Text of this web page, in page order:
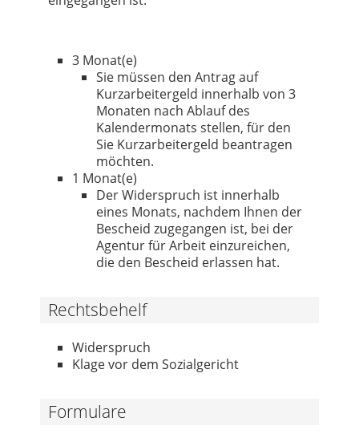
3 Monat(e)
Sie müssen den Antrag auf
Kurzarbeitergeld innerhalb von 3
Monaten nach Ablauf des
Kalendermonats stellen, für den
Sie Kurzarbeitergeld beantragen
möchten.
1 Monat(e)
Der Widerspruch ist innerhalb
eines Monats, nachdem Ihnen der
Bescheid zugegangen ist, bei der
Agentur für Arbeit einzureichen,
die den Bescheid erlassen hat.
Rechtsbehelf
Widerspruch
Klage vor dem Sozialgericht
Formulare